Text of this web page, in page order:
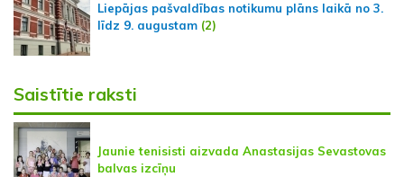
Liepājas pašvaldības notikumu plāns laikā no 3.
līdz 9. augustam (2)
Saistītie raksti
Jaunie tenisisti aizvada Anastasijas Sevastovas
balvas izcīņu